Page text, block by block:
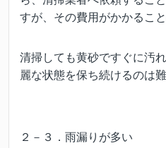
すが、その費用がかかるこ
清掃しても黄砂ですぐに汚
麗な状態を保ち続けるのは
２－３．雨漏りが多い